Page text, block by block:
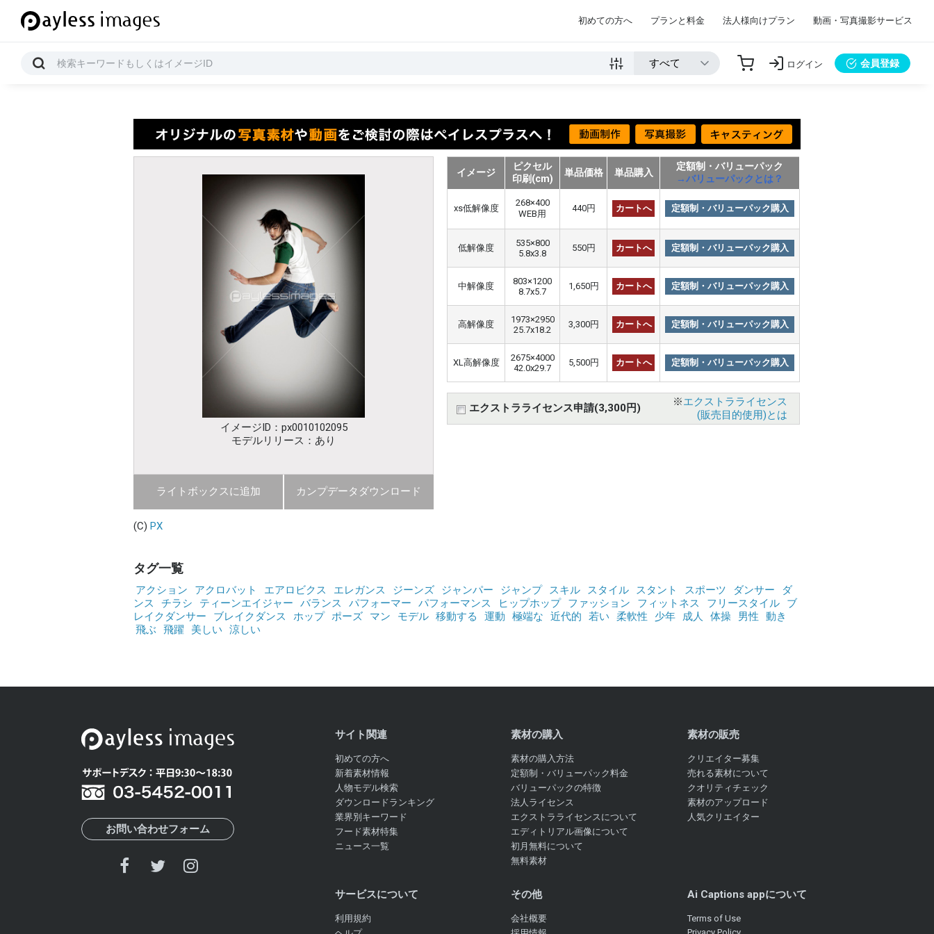
初めての方へ プランと料金 法人様向けプラン 動画・写真撮影サービス
ログイン 会員登録
イメージID：px0010102095
モデルリリース：あり
ライトボックスに追加 カンプデータダウンロード
イメージ
ピクセル
印刷(cm)
単品価格 単品購入
定額制・バリューパック
→バリューパックとは？
xs低解像度
268×400
WEB用
440円 カートへ 定額制・バリューパック購入
低解像度
535×800
5.8x3.8
550円 カートへ 定額制・バリューパック購入
中解像度
803×1200
8.7x5.7
1,650円 カートへ 定額制・バリューパック購入
高解像度
1973×2950
25.7x18.2
3,300円 カートへ 定額制・バリューパック購入
XL高解像度
2675×4000
42.0x29.7
5,500円 カートへ 定額制・バリューパック購入
エクストラライセンス申請(3,300円) ※エクストラライセンス
(販売目的使用)とは
(C) PX
タグ一覧
アクション アクロバット エアロビクス エレガンス ジーンズ ジャンパー ジャンプ スキル スタイル スタント スポーツ ダンサー
ダ
ンス
チラシ ティーンエイジャー バランス パフォーマー パフォーマンス ヒップホップ ファッション フィットネス フリースタイル
ブ
レイクダンサー
ブレイクダンス ホップ ポーズ マン モデル 移動する 運動 極端な 近代的 若い 柔軟性 少年 成人 体操 男性
動き
飛ぶ
飛躍 美しい 涼しい
お問い合わせフォーム
サイト関連
初めての方へ
新着素材情報
人物モデル検索
ダウンロードランキング
業界別キーワード
フード素材特集
ニュース一覧
素材の購入
素材の購入方法
定額制・バリューパック料金
バリューパックの特徴
法人ライセンス
エクストラライセンスについて
エディトリアル画像について
初月無料について
無料素材
素材の販売
クリエイター募集
売れる素材について
クオリティチェック
素材のアップロード
人気クリエイター
サービスについて
利用規約
その他
会社概要
Ai Captions appについて
Terms of Use